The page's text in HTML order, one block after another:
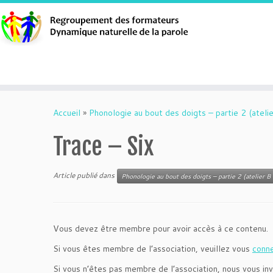
Accueil » Phonologie au bout des doigts – partie 2
Trace – Six
Article publié dans Phonologie au bout des doigts – partie 2 (atelier B
Vous devez être membre pour avoir accès à ce contenu.
Si vous êtes membre de l’association, veuillez vous
Si vous n’êtes pas membre de l’association, nous vous